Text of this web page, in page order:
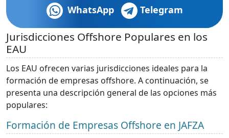
WhatsApp Telegram
Jurisdicciones Offshore Populares en los
EAU
Los EAU ofrecen varias jurisdicciones ideales para la
formación de empresas offshore. A continuación, se
presenta una descripción general de las opciones más
populares:
Formación de Empresas Offshore en JAFZA